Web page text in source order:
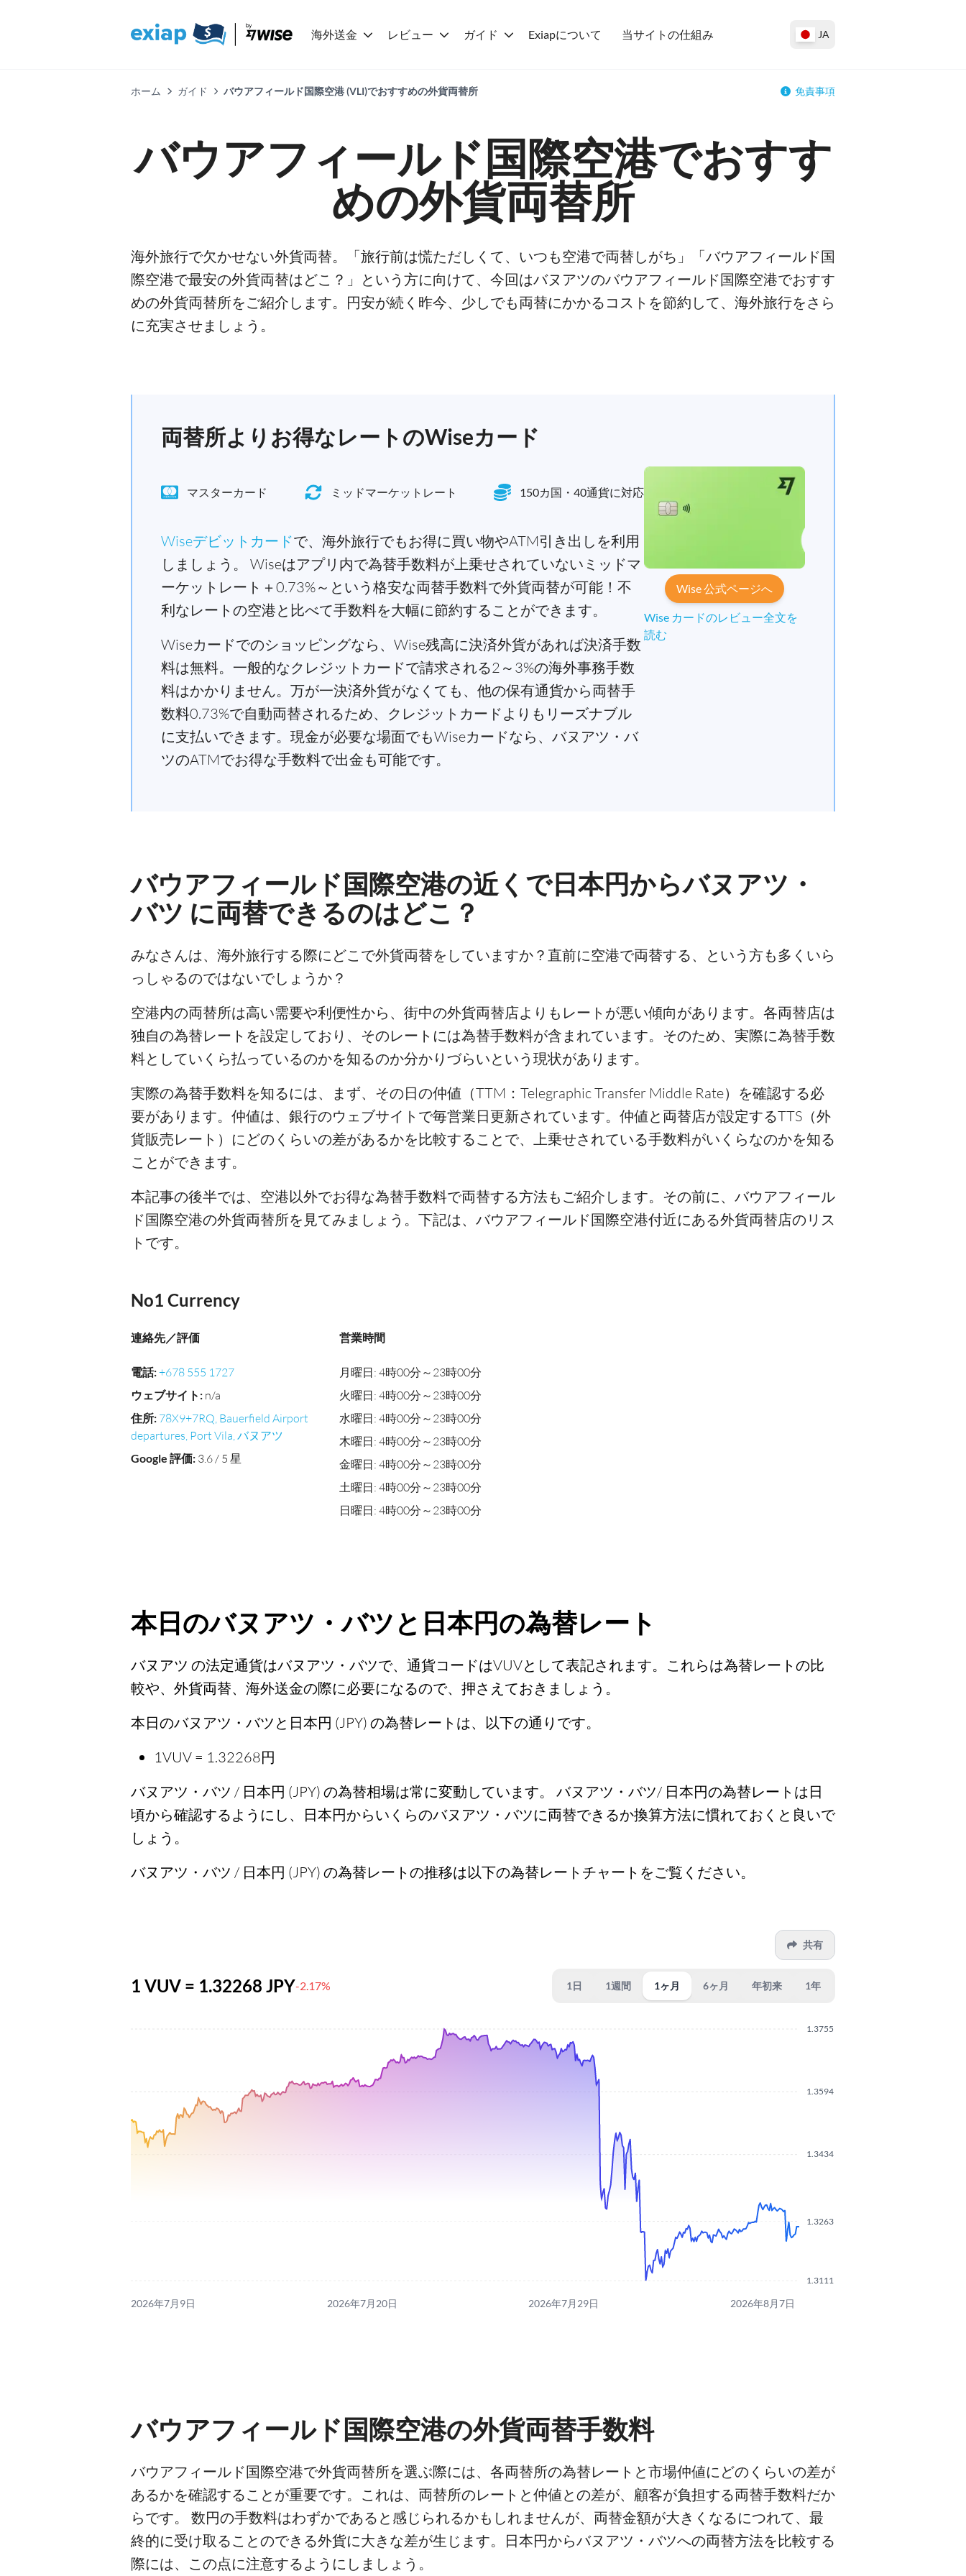
海外送金 レビュー ガイド Exiapについて 当サイトの仕組み JA
ホーム ガイド バウアフィールド国際空港 (VLI)でおすすめの外貨両替所 免責事項
バウアフィールド国際空港でおすす
めの外貨両替所
海外旅行で欠かせない外貨両替。「旅行前は慌ただしくて、いつも空港で両替しがち」「バウアフィールド国
際空港で最安の外貨両替はどこ？」という方に向けて、今回はバヌアツのバウアフィールド国際空港でおすす
めの外貨両替所をご紹介します。円安が続く昨今、少しでも両替にかかるコストを節約して、海外旅行をさら
に充実させましょう。
両替所よりお得なレートのWiseカード
マスターカード ミッドマーケットレート 150カ国・40通貨に対応
Wiseデビットカードで、海外旅行でもお得に買い物やATM引き出しを利用
しましょう。 Wiseはアプリ内で為替手数料が上乗せされていないミッドマ
ーケットレート＋0.73%～という格安な両替手数料で外貨両替が可能！不
利なレートの空港と比べて手数料を大幅に節約することができます。
Wiseカードでのショッピングなら、Wise残高に決済外貨があれば決済手数
料は無料。一般的なクレジットカードで請求される2～3%の海外事務手数
料はかかりません。万が一決済外貨がなくても、他の保有通貨から両替手
数料0.73%で自動両替されるため、クレジットカードよりもリーズナブル
に支払いできます。現金が必要な場面でもWiseカードなら、バヌアツ・バ
ツのATMでお得な手数料で出金も可能です。
Wise 公式ページへ
Wise カードのレビュー全文を
読む
バウアフィールド国際空港の近くで日本円からバヌアツ・
バツ に両替できるのはどこ？
みなさんは、海外旅行する際にどこで外貨両替をしていますか？直前に空港で両替する、という方も多くいら
っしゃるのではないでしょうか？
空港内の両替所は高い需要や利便性から、街中の外貨両替店よりもレートが悪い傾向があります。各両替店は
独自の為替レートを設定しており、そのレートには為替手数料が含まれています。そのため、実際に為替手数
料としていくら払っているのかを知るのか分かりづらいという現状があります。
実際の為替手数料を知るには、まず、その日の仲値（TTM：Telegraphic Transfer Middle Rate）を確認する必
要があります。仲値は、銀行のウェブサイトで毎営業日更新されています。仲値と両替店が設定するTTS（外
貨販売レート）にどのくらいの差があるかを比較することで、上乗せされている手数料がいくらなのかを知る
ことができます。
本記事の後半では、空港以外でお得な為替手数料で両替する方法もご紹介します。その前に、バウアフィール
ド国際空港の外貨両替所を見てみましょう。下記は、バウアフィールド国際空港付近にある外貨両替店のリス
トです。
No1 Currency
連絡先／評価
電話:+678 555 1727
ウェブサイト : n/a
住所: 78X9+7RQ, Bauerfield Airport
departures, Port Vila, バヌアツ
Google 評価: 3.6 / 5 星
営業時間
月曜日: 4時00分～23時00分
火曜日: 4時00分～23時00分
水曜日: 4時00分～23時00分
木曜日: 4時00分～23時00分
金曜日: 4時00分～23時00分
土曜日: 4時00分～23時00分
日曜日: 4時00分～23時00分
本日のバヌアツ・バツと日本円の為替レート
バヌアツ の法定通貨はバヌアツ・バツで、通貨コードはVUVとして表記されます。これらは為替レートの比
較や、外貨両替、海外送金の際に必要になるので、押さえておきましょう。
本日のバヌアツ・バツと日本円 (JPY) の為替レートは、以下の通りです。
1VUV = 1.32268円
バヌアツ・バツ / 日本円 (JPY) の為替相場は常に変動しています。 バヌアツ・バツ/ 日本円の為替レートは日
頃から確認するようにし、日本円からいくらのバヌアツ・バツに両替できるか換算方法に慣れておくと良いで
しょう。
バヌアツ・バツ / 日本円 (JPY) の為替レートの推移は以下の為替レートチャートをご覧ください。
共有
1 VUV = 1.32268 JPY-2.17% 1日 1週間 1ヶ月 6ヶ月 年初来 1年
1.3111
1.3263
1.3434
1.3594
1.3755
2026年7月9日 2026年7月20日 2026年7月29日 2026年8月7日
バウアフィールド国際空港の外貨両替手数料
バウアフィールド国際空港で外貨両替所を選ぶ際には、各両替所の為替レートと市場仲値にどのくらいの差が
あるかを確認することが重要です。これは、両替所のレートと仲値との差が、顧客が負担する両替手数料だか
らです。 数円の手数料はわずかであると感じられるかもしれませんが、両替金額が大きくなるにつれて、最
終的に受け取ることのできる外貨に大きな差が生じます。日本円からバヌアツ・バツへの両替方法を比較する
際には、この点に注意するようにしましょう。